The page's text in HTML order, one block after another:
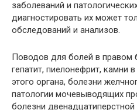
заболеваний и
диагностировать их может
обследований и анализов.
Поводов для болей в правом
гепатит, пиелонефрит, камни
этого органа, болезни
патологии мочевыводящих
болезни